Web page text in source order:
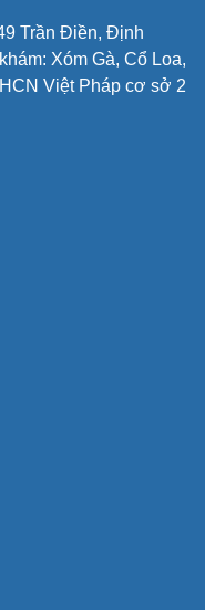
Trần Điền, Định
Xóm Gà, Cổ Loa,
Việt Pháp cơ sở 2